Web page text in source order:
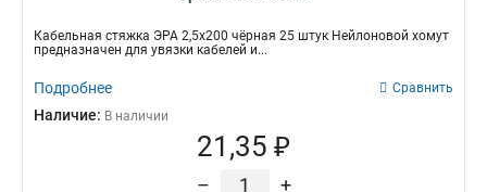
Кабельная стяжка ЭРА 2,5х200 чёрная 25 штук Нейлоновой хомут
предназначен для увязки кабелей и...
Подробнее Сравнить
Наличие: В наличии
21,35 ₽
– +